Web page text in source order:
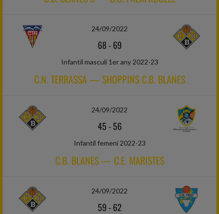
24/09/2022
68-69
Infantil masculí 1er any 2022-23
C.N. TERRASSA — SHOPPINS C.B. BLANES
24/09/2022
45-56
Infantil femení 2022-23
C.B. BLANES — C.E. MARISTES
24/09/2022
59-62